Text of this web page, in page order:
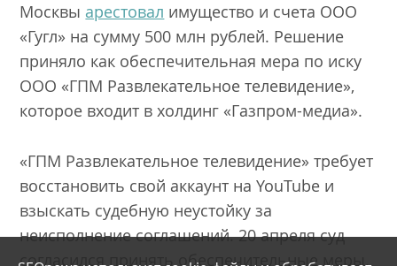
Москвы арестовал имущество и счета ООО
«Гугл» на сумму 500 млн рублей. Решение
приняло как обеспечительная мера по иску
ООО «ГПМ Развлекательное телевидение»,
которое входит в холдинг «Газпром-медиа».
«ГПМ Развлекательное телевидение» требует
восстановить свой аккаунт на YouTube и
взыскать судебную неустойку за
неисполнение соглашений. 20 апреля суд
согласился принять обеспечительные меры.